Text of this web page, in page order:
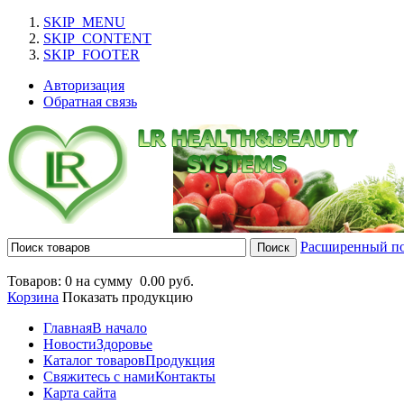
SKIP_MENU
SKIP_CONTENT
SKIP_FOOTER
Авторизация
Обратная связь
Расширенный
Товаров: 0 на сумму 0.00 руб.
Корзина Показать продукцию
ГлавнаяВ начало
НовостиЗдоровье
Каталог товаровПродукция
Свяжитесь с намиКонтакты
Карта сайта